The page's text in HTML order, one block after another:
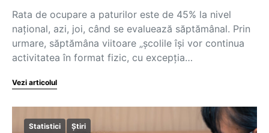
Rata de ocupare a paturilor este de 45% la nivel
național, azi, joi, când se evaluează săptămânal. Prin
urmare, săptămâna viitoare „școlile își vor continua
activitatea în format fizic, cu excepția…
Vezi articolul
Statistici Știri